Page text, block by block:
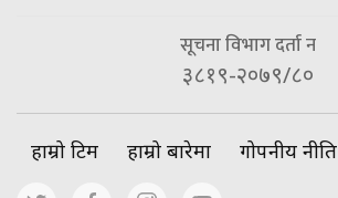
सूचना विभाग दर्ता न
३८१९-२०७९/८०
हाम्रो टिम हाम्रो बारेमा गोपनीय नीति